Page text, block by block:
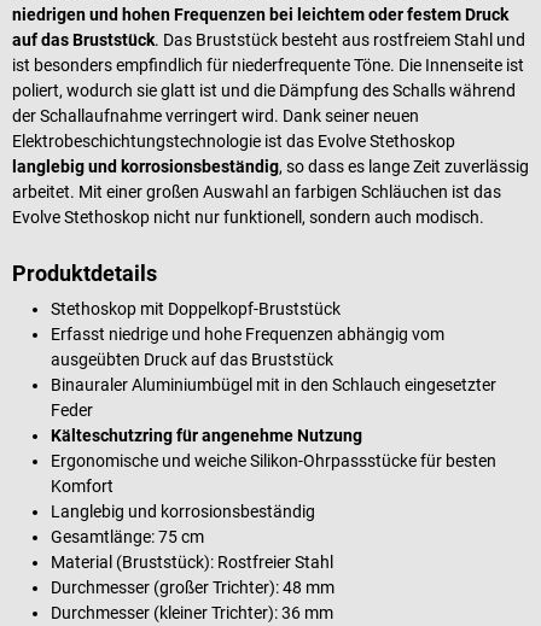
niedrigen und hohen Frequenzen bei leichtem oder festem Druck
auf das Bruststück. Das Bruststück besteht aus rostfreiem Stahl und
ist besonders empfindlich für niederfrequente Töne. Die Innenseite ist
poliert, wodurch sie glatt ist und die Dämpfung des Schalls während
der Schallaufnahme verringert wird. Dank seiner neuen
Elektrobeschichtungstechnologie ist das Evolve Stethoskop
langlebig und korrosionsbeständig, so dass es lange Zeit zuverlässig
arbeitet. Mit einer großen Auswahl an farbigen Schläuchen ist das
Evolve Stethoskop nicht nur funktionell, sondern auch modisch.
Produktdetails
Stethoskop mit Doppelkopf-Bruststück
Erfasst niedrige und hohe Frequenzen abhängig vom
ausgeübten Druck auf das Bruststück
Binauraler Aluminiumbügel mit in den Schlauch eingesetzter
Feder
Kälteschutzring für angenehme Nutzung
Ergonomische und weiche Silikon-Ohrpassstücke für besten
Komfort
Langlebig und korrosionsbeständig
Gesamtlänge: 75 cm
Material (Bruststück): Rostfreier Stahl
Durchmesser (großer Trichter): 48 mm
Durchmesser (kleiner Trichter): 36 mm